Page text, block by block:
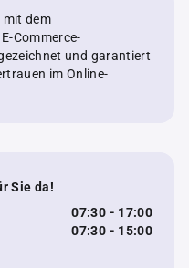
mit dem
Commerce-
und garantiert
im Online-
Sie da!
07:30 - 17:00
07:30 - 15:00